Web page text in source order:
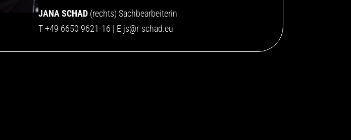
JANA SCHAD (rechts) Sachbearbeiterin
T+49 6650 9621-16 | E js@r-schad.eu